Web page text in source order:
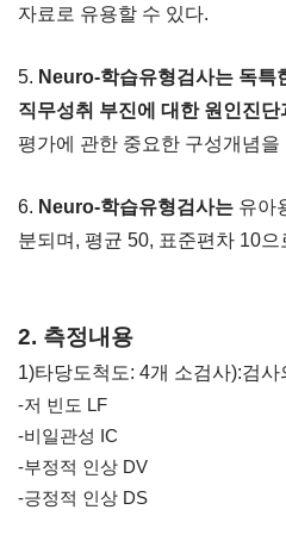
자료로 유용할 수 있다.
5. Neuro-학습유형검사는 독특
직무성취 부진에 대한 원인진단
평가에 관한 중요한 구성개념을
6. Neuro-학습유형검사는 유아
분되며, 평균 50, 표준편차 10
2. 측정내용
1)타당도척도: 4개 소검사):검
-저 빈도 LF
-비일관성 IC
-부정적 인상 DV
-긍정적 인상 DS